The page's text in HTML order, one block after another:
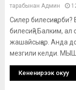
тарабынан Админ
Силер
билесиң? Балким, ал
жашайсыңар. Анда
мезгили келди.
Кененирээк окуу